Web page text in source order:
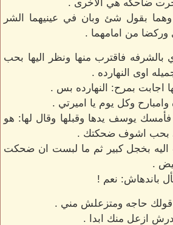
ضاحكه هي الاخرى .
وهما بقول شئ وبان في عينيهما الشر
من امامهما .
فاقترب منها ونظر اليها بحب
اوى النهارده .
اجابت بمرح: النهارده بس .
وكل يوم يا اميرتي .
يوسف يدها وقبلها وقال لها: هو
بحب اشوف ضحكتك .
بخجل كبير ثم ما لبست ان ضحكت
.
باندهاش: نعم !
حاجه ومتزعلش مني .
ازعل منك ابدا .